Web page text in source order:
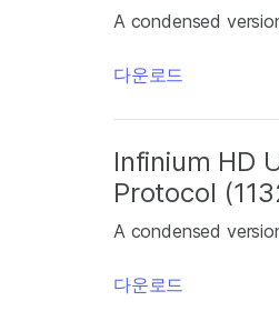
A condensed
다운로드
Infinium HD
Protocol
A condensed
다운로드